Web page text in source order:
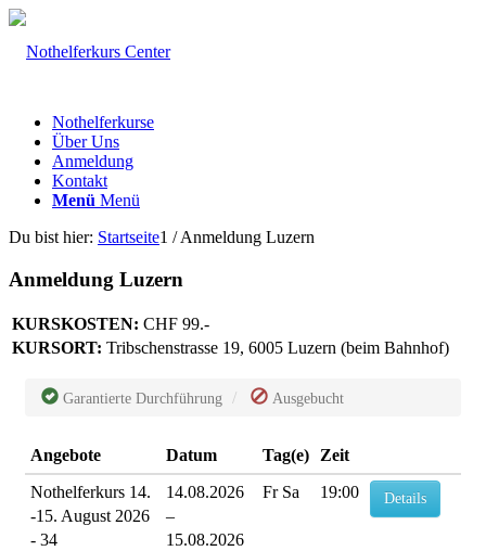
Nothelferkurse
Über Uns
Anmeldung
Kontakt
Menü Menü
Du bist hier: Startseite1 / Anmeldung Luzern
Anmeldung Luzern
KURSKOSTEN: CHF 99.-
KURSORT: Tribschenstrasse 19, 6005 Luzern (beim Bahnhof)
Garantierte Durchführung Ausgebucht
Angebote Datum Tag(e) Zeit
Nothelferkurs 14.
-15. August 2026
- 34
14.08.2026
–
15.08.2026
Fr Sa 19:00 Details